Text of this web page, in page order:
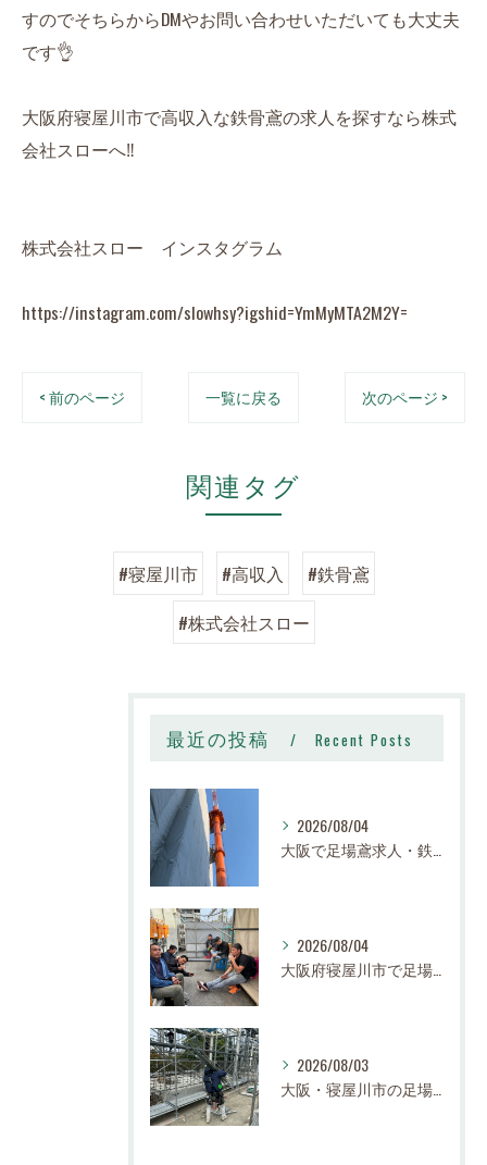
すのでそちらからDMやお問い合わせいただいても大丈夫
です👌
大阪府寝屋川市で高収入な鉄骨鳶の求人を探すなら株式
会社スローへ‼️
株式会社スロー インスタグラム
https://instagram.com/slowhsy?igshid=YmMyMTA2M2Y=
< 前のページ 一覧に戻る 次のページ >
関連タグ
#寝屋川市 #高収入
#鉄骨鳶
#株式会社スロー
最近の投稿 Recent Posts
2026/08/04
2026/08/04
2026/08/03